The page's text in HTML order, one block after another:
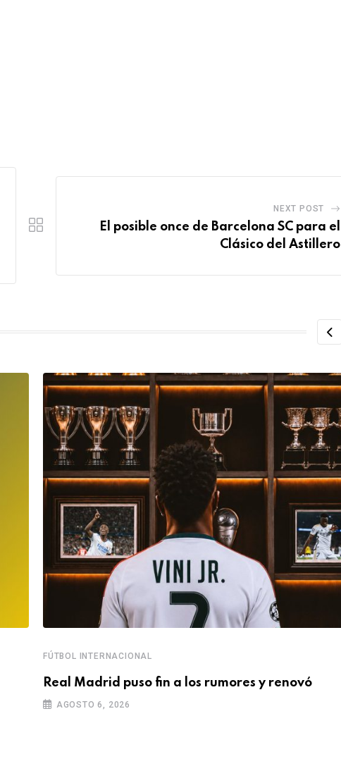
NEXT POST
El posible once de Barcelona SC para el
Clásico del Astillero
FÚTBOL INTERNACIONAL
Real Madrid puso fin a los rumores y renovó
AGOSTO 6, 2026